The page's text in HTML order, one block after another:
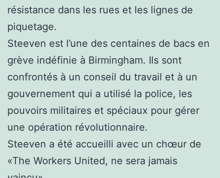
résistance dans les rues et les lignes de
piquetage.
Steeven est l’une des centaines de bacs en
grève indéfinie à Birmingham. Ils sont
confrontés à un conseil du travail et à un
gouvernement qui a utilisé la police, les
pouvoirs militaires et spéciaux pour gérer
une opération révolutionnaire.
Steeven a été accueilli avec un chœur de
«The Workers United, ne sera jamais